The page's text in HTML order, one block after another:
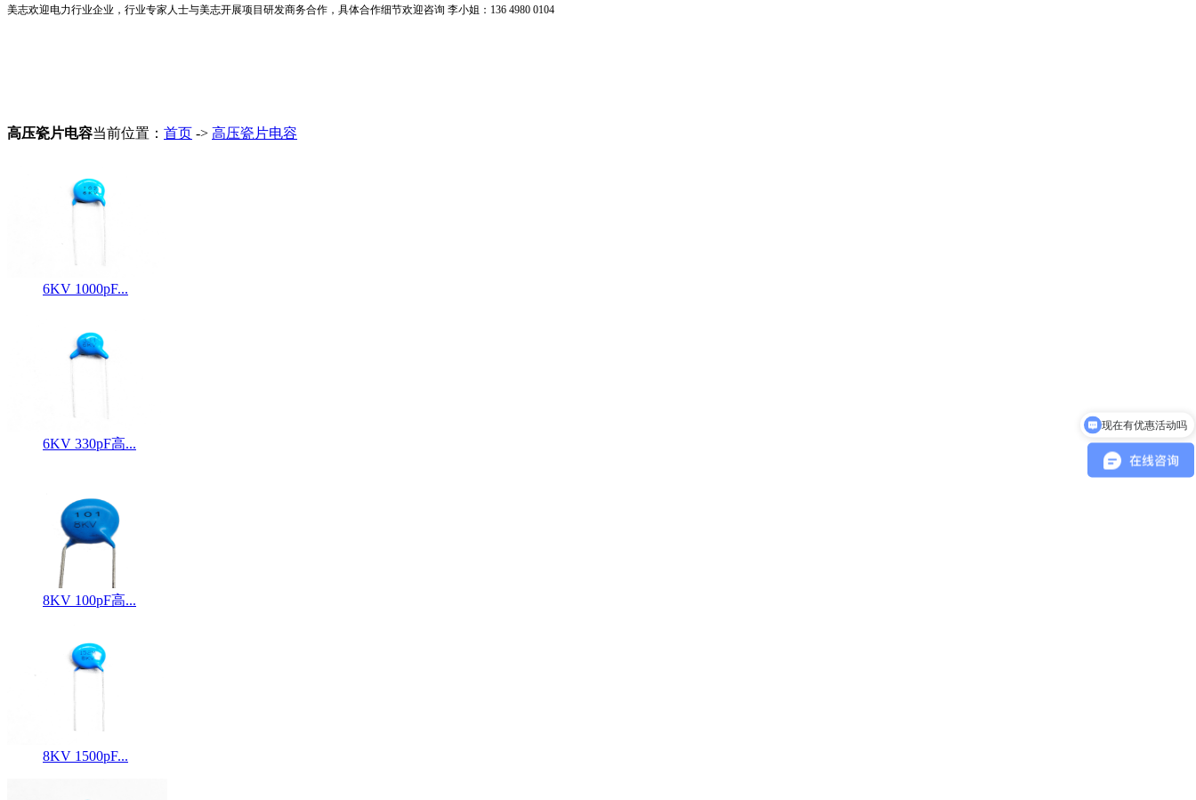
美志欢迎电力行业企业，行业专家人士与美志开展项目研发商务合作，具体合作细节欢迎咨询 李小姐：136 4980 0104
高压瓷片电容当前位置： 首页 -> 高压瓷片电容
6KV 1000pF...
6KV 330pF高...
8KV 100pF高...
8KV 1500pF...
现在有优惠活动吗